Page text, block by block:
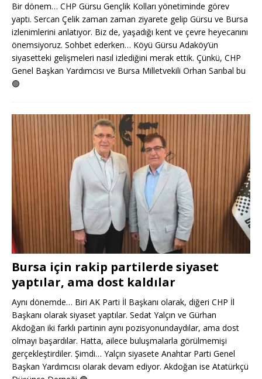
Bir dönem… CHP Gürsu Gençlik Kolları yönetiminde görev
yaptı. Sercan Çelik zaman zaman ziyarete gelip Gürsu ve Bursa
izlenimlerini anlatıyor. Biz de, yaşadığı kent ve çevre heyecanını
önemsiyoruz. Sohbet ederken… Köyü Gürsu Adaköy’ün
siyasetteki gelişmeleri nasıl izlediğini merak ettik. Çünkü, CHP
Genel Başkan Yardımcısı ve Bursa Milletvekili Orhan Sarıbal bu
🟢
Bursa için rakip partilerde siyaset
yaptılar, ama dost kaldılar
Aynı dönemde… Biri AK Parti İl Başkanı olarak, diğeri CHP İl
Başkanı olarak siyaset yaptılar. Sedat Yalçın ve Gürhan
Akdoğan iki farklı partinin aynı pozisyonundaydılar, ama dost
olmayı başardılar. Hatta, ailece buluşmalarla görülmemişi
gerçekleştirdiler. Şimdi… Yalçın siyasete Anahtar Parti Genel
Başkan Yardımcısı olarak devam ediyor. Akdoğan ise Atatürkçü